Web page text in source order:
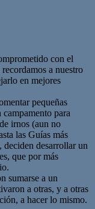
con el
a nuestro
en mejores
pequeñas
para
irnos (aun no
las Guías más
deciden desarrollar un
que por más
sumarse a un
a otras, y a otras
a hacer lo mismo.